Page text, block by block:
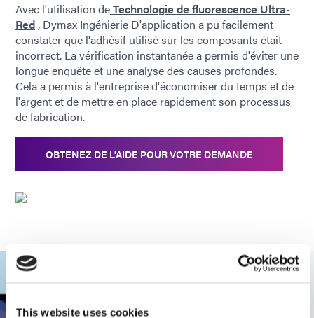
This website uses cookies
Avec l'utilisation deTechnologie de fluorescence Ultra-
Red , Dymax Ingénierie D'application a pu facilement
constater que l'adhésif utilisé sur les composants était
incorrect. La vérification instantanée a permis d'éviter une
longue enquête et une analyse des causes profondes.
Cela a permis à l'entreprise d'économiser du temps et de
l'argent et de mettre en place rapidement son processus
de fabrication.
OBTENEZ DE L'AIDE POUR VOTRE DEMANDE